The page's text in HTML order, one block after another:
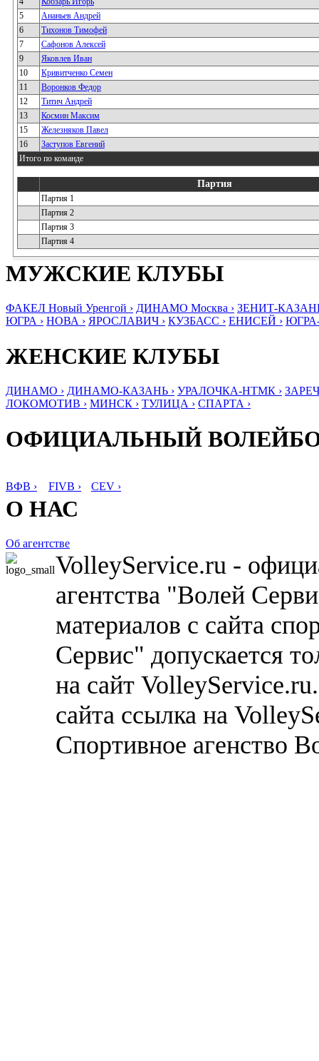
5
Ананьев Андрей
6
Тихонов Тимофей
7
Сафонов Алексей
9
Яковлев Иван
10
Кривитченко Семен
11
Воронков Федор
12
Титич Андрей
13
Космин Максим
15
Железняков Павел
16
Заступов Евгений
Итого по команде
Партия
Партия 1
Партия 2
Партия 3
Партия 4
МУЖСКИЕ КЛУБЫ
ФАКЕЛ Новый Уренгой › ДИНАМО Москва › ЗЕНИТ-
ЮГРА › НОВА › ЯРОСЛАВИЧ › КУЗБАСС › ЕНИСЕЙ ›
ЖЕНСКИЕ КЛУБЫ
ДИНАМО › ДИНАМО-КАЗАНЬ › УРАЛОЧКА-НТМК ›
ЛОКОМОТИВ › МИНСК › ТУЛИЦА › СПАРТА ›
ОФИЦИАЛЬНЫЙ
ВФВ › FIVB › CEV ›
О НАС
Об агентстве
VolleyService.ru -
агентства "Волей
материалов с сайта
Сервис" допускается
на сайт
сайта ссылка на
Спортивное агенство